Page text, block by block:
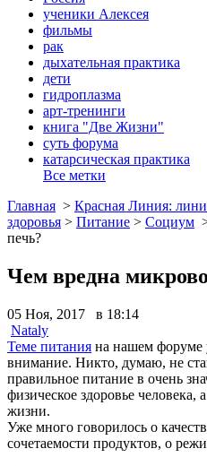
ученики Алексея
фильмы
рак
дыхательная практика
дети
гидроплазма
арт-тренинги
книга "Две Жизни"
суть форума
катарсическая практика
Все метки
Главная > Красная Линия:
здоровья > Питание > Социум
печь?
Чем вредна
05 Ноя, 2017 в 18:14
Nataly
Теме питания на нашем форуме
внимание. Никто, думаю, не
правильное питание в очень
физическое здоровье человека,
жизни.
Уже много говорилось о
сочетаемости продуктов, о